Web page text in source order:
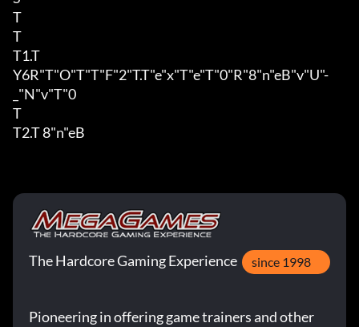
T
T
T1.T
Y6R"T"O"T"T"F"2"T.T"e"x"T"e"T"0"R"8"n"eB"v"U"-
_"N"v"T"0
T
T2.T 8"n"eB
The Hardcore Gaming Experience since 1998
Pioneering in offering game trainers and other